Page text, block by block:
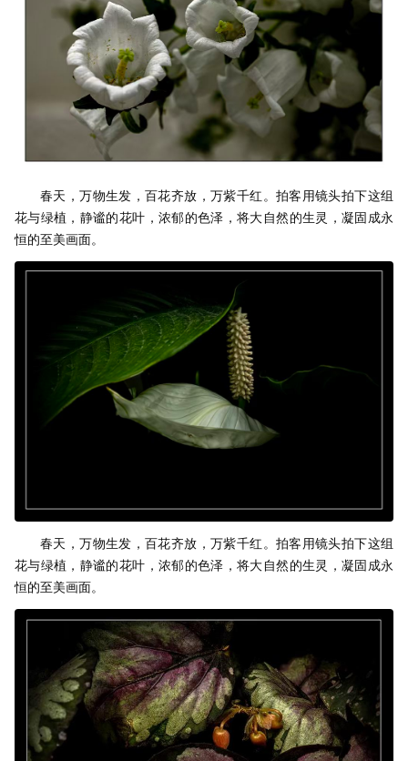
春天，万物生发，百花齐放，万紫千红。拍客用镜头拍下这组
花与绿植，静谧的花叶，浓郁的色泽，将大自然的生灵，凝固成永
恒的至美画面。
春天，万物生发，百花齐放，万紫千红。拍客用镜头拍下这组
花与绿植，静谧的花叶，浓郁的色泽，将大自然的生灵，凝固成永
恒的至美画面。